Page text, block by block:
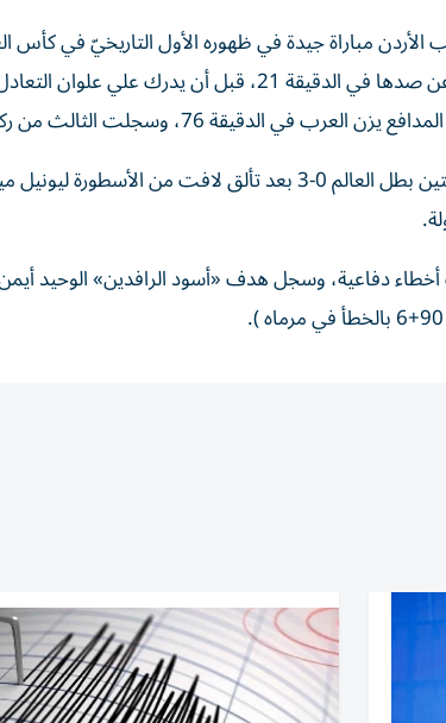
76، وسجلت الثالث من ركلة جزاء في الدقيقة 90+12.
وخسر منتخب الجزائر أمام الأرجنتين بطل العالم 0-3 بعد